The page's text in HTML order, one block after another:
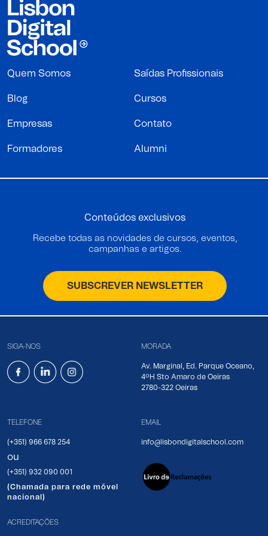
Quem Somos Saídas Profissionais
Blog Cursos
Empresas Contato
Formadores Alumni
Conteúdos exclusivos
Recebe todas as novidades de cursos, eventos,
campanhas e artigos.
SUBSCREVER NEWSLETTER
SIGA-NOS MORADA
Av. Marginal, Ed. Parque Oceano,
4ºH Sto Amaro de Oeiras
2780-322 Oeiras
TELEFONE
(+351) 966 678 254
ou
(+351) 932 090 001
(Chamada para rede móvel
nacional)
EMAIL
info@lisbondigitalschool.com
ACREDITAÇÕES